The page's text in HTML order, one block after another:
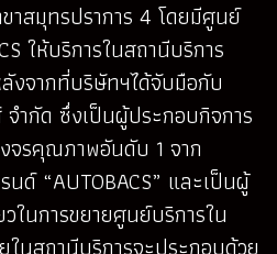
าสมุทรปราการ 4 โดยมีศูนย์
ให้บริการในสถานีบริการ
งจากที่บริษัทฯได้จับมือกับ
ำกัด ซึ่งเป็นผู้ประกอบกิจการ
จรคุณภาพอันดับ 1 จาก
ด์ “AUTOBACS” และเป็นผู้
ในการขยายศูนย์บริการใน